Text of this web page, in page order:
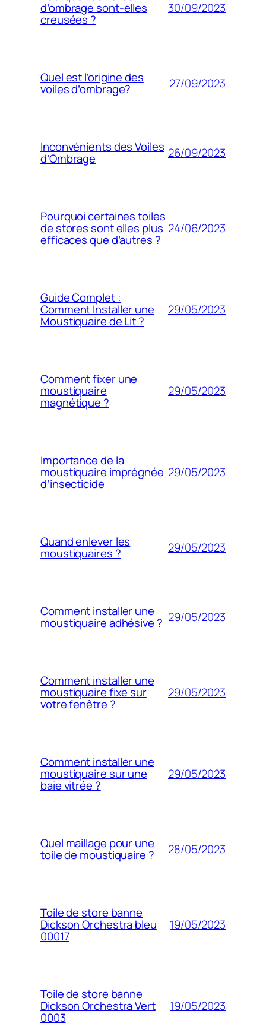
d’ombrage sont-elles
creusées ?
30/09/2023
Quel est l’origine des
voiles d’ombrage? 27/09/2023
Inconvénients des Voiles
d’Ombrage 26/09/2023
Pourquoi certaines toiles
de stores sont elles plus
efficaces que d’autres ?
24/06/2023
Guide Complet :
Comment Installer une
Moustiquaire de Lit ?
29/05/2023
Comment fixer une
moustiquaire
magnétique ?
29/05/2023
Importance de la
moustiquaire imprégnée
d’insecticide
29/05/2023
Quand enlever les
moustiquaires ? 29/05/2023
Comment installer une
moustiquaire adhésive ? 29/05/2023
Comment installer une
moustiquaire fixe sur
votre fenêtre ?
29/05/2023
Comment installer une
moustiquaire sur une
baie vitrée ?
29/05/2023
Quel maillage pour une
toile de moustiquaire ? 28/05/2023
Toile de store banne
Dickson Orchestra bleu
00017
19/05/2023
Toile de store banne
Dickson Orchestra Vert
0003
19/05/2023